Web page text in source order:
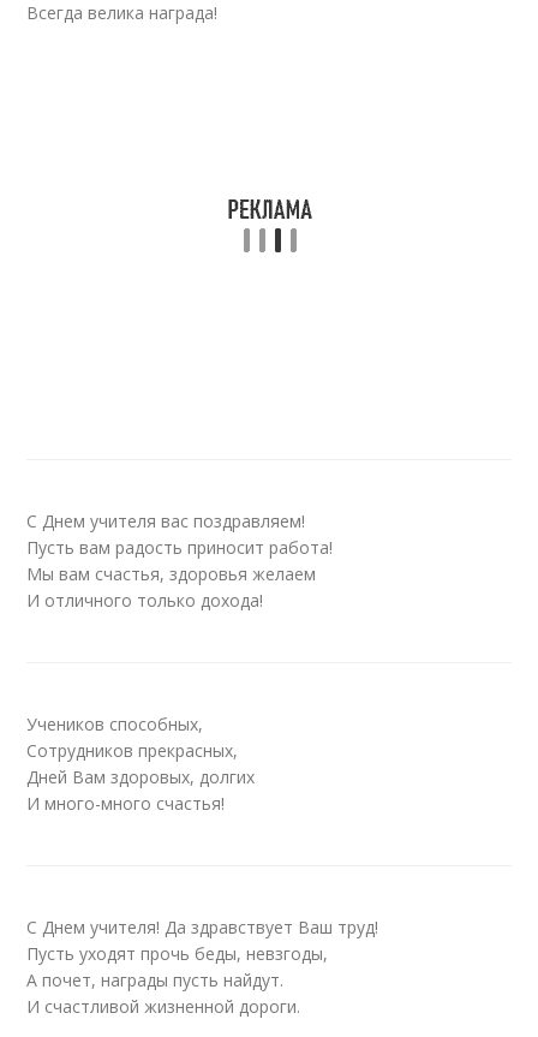
Всегда велика награда!
С Днем учителя вас поздравляем!
Пусть вам радость приносит работа!
Мы вам счастья, здоровья желаем
И отличного только дохода!
Учеников способных,
Сотрудников прекрасных,
Дней Вам здоровых, долгих
И много-много счастья!
С Днем учителя! Да здравствует Ваш труд!
Пусть уходят прочь беды, невзгоды,
А почет, награды пусть найдут.
И счастливой жизненной дороги.